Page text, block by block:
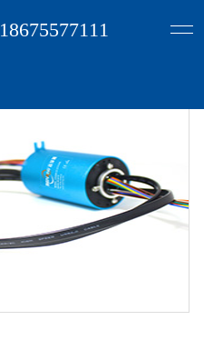
18675577111